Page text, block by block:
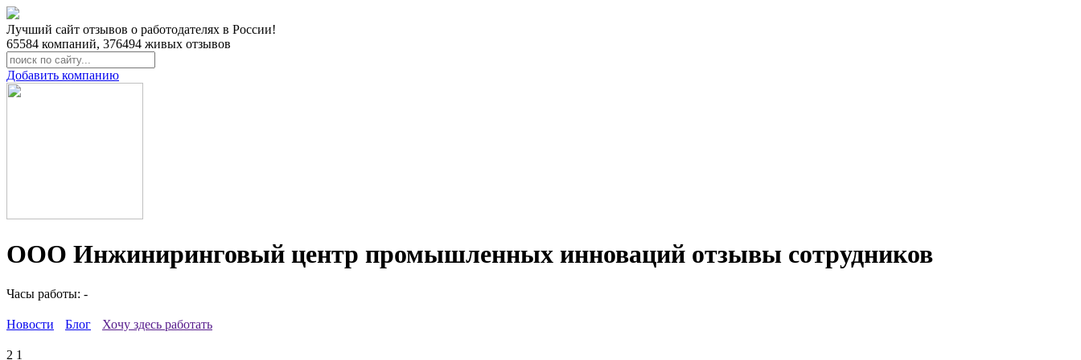
Лучший сайт отзывов о работодателях в России!
65584 компаний, 376494 живых отзывов
Добавить компанию
ООО Инжиниринговый центр промышленных инноваций отзывы сотрудников
Часы работы: -
Новости Блог Хочу здесь работать
2 1